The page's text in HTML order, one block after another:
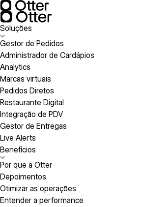
Soluções
Gestor de Pedidos
Administrador de Cardápios
Analytics
Marcas virtuais
Pedidos Diretos
Restaurante Digital
Integração de PDV
Gestor de Entregas
Live Alerts
Benefícios
Por que a Otter
Depoimentos
Otimizar as operações
Entender a performance